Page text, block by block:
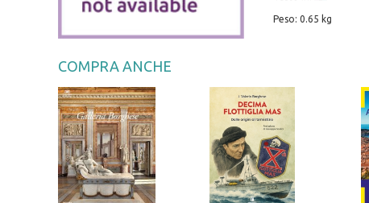
Peso: 0.65 kg
COMPRA ANCHE